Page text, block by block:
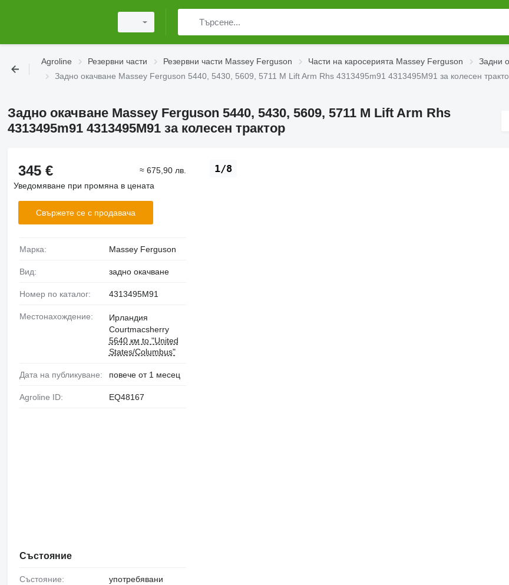
Agroline Резервни части Резервни части Massey Ferguson Части на каросерията Massey Ferguson
Задни
Задно окачване Massey Ferguson 5440, 5430, 5609, 5711 M Lift Arm Rhs 4313495m91 4313495M91 за колесен
Задно окачване Massey Ferguson 5440, 5430, 5609, 5711 M Lift Arm Rhs
4313495m91 4313495M91 за колесен трактор
1/8
345 €
≈ 675,90 лв.
Уведомяване при промяна в цената
Свържете се с продавача
Марка: Massey Ferguson
Вид: задно окачване
Номер по каталог: 4313495M91
Местонахождение:
Ирландия
Courtmacsherry
5640 км to "United
States/Columbus"
Дата на публикуване: повече от 1 месец
Agroline ID: EQ48167
Състояние
Състояние: употребявани